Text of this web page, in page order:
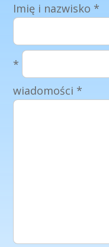
Imię i nazwisko *
*
wiadomości *